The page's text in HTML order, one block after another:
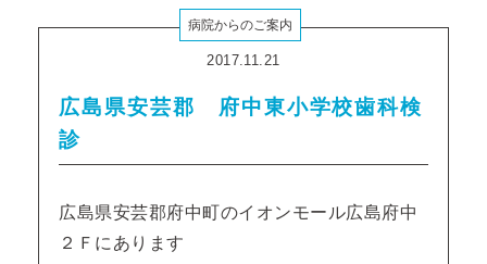
2017.11.21
病院からのご案内
広島県安芸郡 府中東小学校歯科検
診
広島県安芸郡府中町のイオンモール広島府中
２Ｆにあります